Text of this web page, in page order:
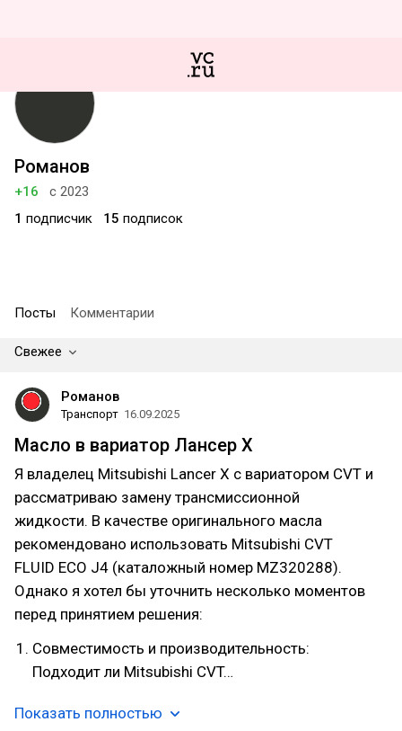
Романов
+16
с 2023
1 подписчик 15 подписок
Посты Комментарии
Свежее
Романов
Транспорт 16.09.2025
Масло в вариатор Лансер Х
Я владелец Mitsubishi Lancer X с вариатором CVT и
рассматриваю замену трансмиссионной
жидкости. В качестве оригинального масла
рекомендовано использовать Mitsubishi CVT
FLUID ECO J4 (каталожный номер MZ320288).
Однако я хотел бы уточнить несколько моментов
перед принятием решения:
Совместимость и производительность:
Подходит ли Mitsubishi CVT…
Показать полностью